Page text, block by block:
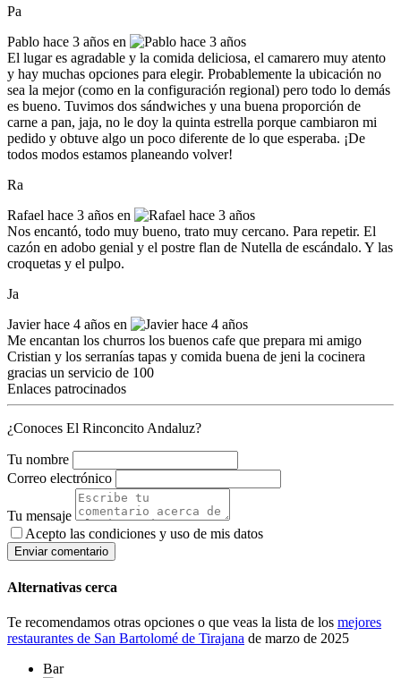
Pa
Pablo hace 3 años en
El lugar es agradable y la comida deliciosa, el camarero muy atento
y hay muchas opciones para elegir. Probablemente la ubicación no
sea la mejor (como en la configuración regional) pero todo lo demás
es bueno. Tuvimos dos sándwiches y una buena proporción de
carne a pan, jaja, no le doy la quinta estrella porque cambiaron mi
pedido y obtuve algo un poco diferente de lo que esperaba. ¡De
todos modos estamos planeando volver!
Ra
Rafael hace 3 años en
Nos encantó, todo muy bueno, trato muy cercano. Para repetir. El
cazón en adobo genial y el postre flan de Nutella de escándalo. Y las
croquetas y el pulpo.
Ja
Javier hace 4 años en
Me encantan los churros los buenos cafe que prepara mi amigo
Cristian y los serranías tapas y comida buena de jeni la cocinera
gracias un servicio de 100
Enlaces patrocinados
¿Conoces El Rinconcito Andaluz?
Tu nombre
Correo electrónico
Tu mensaje
Acepto las condiciones y uso de mis datos
Enviar comentario
Alternativas cerca
Te recomendamos otras opciones o que veas la lista de los mejores
restaurantes de San Bartolomé de Tirajana de marzo de 2025
Bar